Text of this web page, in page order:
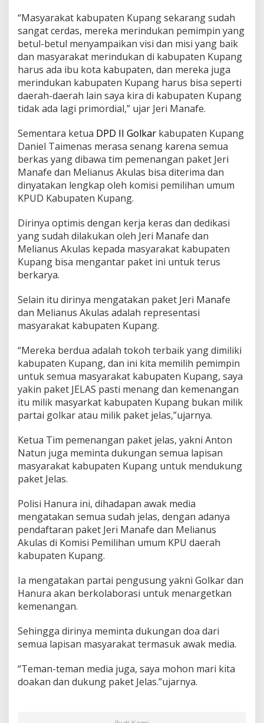
“Masyarakat kabupaten Kupang sekarang sudah
sangat cerdas, mereka merindukan pemimpin yang
betul-betul menyampaikan visi dan misi yang baik
dan masyarakat merindukan di kabupaten Kupang
harus ada ibu kota kabupaten, dan mereka juga
merindukan kabupaten Kupang harus bisa seperti
daerah-daerah lain saya kira di kabupaten Kupang
tidak ada lagi primordial,” ujar Jeri Manafe.
Sementara ketua DPD II Golkar kabupaten Kupang
Daniel Taimenas merasa senang karena semua
berkas yang dibawa tim pemenangan paket Jeri
Manafe dan Melianus Akulas bisa diterima dan
dinyatakan lengkap oleh komisi pemilihan umum
KPUD Kabupaten Kupang.
Dirinya optimis dengan kerja keras dan dedikasi
yang sudah dilakukan oleh Jeri Manafe dan
Melianus Akulas kepada masyarakat kabupaten
Kupang bisa mengantar paket ini untuk terus
berkarya.
Selain itu dirinya mengatakan paket Jeri Manafe
dan Melianus Akulas adalah representasi
masyarakat kabupaten Kupang.
“Mereka berdua adalah tokoh terbaik yang dimiliki
kabupaten Kupang, dan ini kita memilih pemimpin
untuk semua masyarakat kabupaten Kupang, saya
yakin paket JELAS pasti menang dan kemenangan
itu milik masyarkat kabupaten Kupang bukan milik
partai golkar atau milik paket jelas,”ujarnya.
Ketua Tim pemenangan paket jelas, yakni Anton
Natun juga meminta dukungan semua lapisan
masyarakat kabupaten Kupang untuk mendukung
paket Jelas.
Polisi Hanura ini, dihadapan awak media
mengatakan semua sudah jelas, dengan adanya
pendaftaran paket Jeri Manafe dan Melianus
Akulas di Komisi Pemilihan umum KPU daerah
kabupaten Kupang.
Ia mengatakan partai pengusung yakni Golkar dan
Hanura akan berkolaborasi untuk menargetkan
kemenangan.
Sehingga dirinya meminta dukungan doa dari
semua lapisan masyarakat termasuk awak media.
“Teman-teman media juga, saya mohon mari kita
doakan dan dukung paket Jelas.”ujarnya.